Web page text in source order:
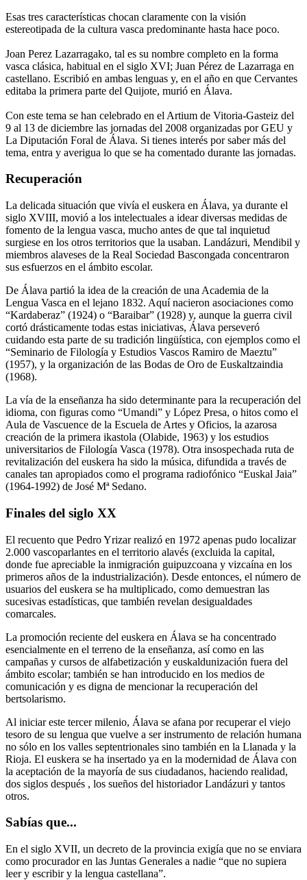
Esas tres características chocan claramente con la visión
estereotipada de la cultura vasca predominante hasta hace poco.
Joan Perez Lazarragako, tal es su nombre completo en la forma
vasca clásica, habitual en el siglo XVI; Juan Pérez de Lazarraga en
castellano. Escribió en ambas lenguas y, en el año en que Cervantes
editaba la primera parte del Quijote, murió en Álava.
Con este tema se han celebrado en el Artium de Vitoria-Gasteiz del
9 al 13 de diciembre las jornadas del 2008 organizadas por GEU y
La Diputación Foral de Álava. Si tienes interés por saber más del
tema, entra y averigua lo que se ha comentado durante las jornadas.
Recuperación
La delicada situación que vivía el euskera en Álava, ya durante el
siglo XVIII, movió a los intelectuales a idear diversas medidas de
fomento de la lengua vasca, mucho antes de que tal inquietud
surgiese en los otros territorios que la usaban. Landázuri, Mendibil y
miembros alaveses de la Real Sociedad Bascongada concentraron
sus esfuerzos en el ámbito escolar.
De Álava partió la idea de la creación de una Academia de la
Lengua Vasca en el lejano 1832. Aquí nacieron asociaciones como
“Kardaberaz” (1924) o “Baraibar” (1928) y, aunque la guerra civil
cortó drásticamente todas estas iniciativas, Álava perseveró
cuidando esta parte de su tradición lingüística, con ejemplos como el
“Seminario de Filología y Estudios Vascos Ramiro de Maeztu”
(1957), y la organización de las Bodas de Oro de Euskaltzaindia
(1968).
La vía de la enseñanza ha sido determinante para la recuperación del
idioma, con figuras como “Umandi” y López Presa, o hitos como el
Aula de Vascuence de la Escuela de Artes y Oficios, la azarosa
creación de la primera ikastola (Olabide, 1963) y los estudios
universitarios de Filología Vasca (1978). Otra insospechada ruta de
revitalización del euskera ha sido la música, difundida a través de
canales tan apropiados como el programa radiofónico “Euskal Jaia”
(1964-1992) de José Mª Sedano.
Finales del siglo XX
El recuento que Pedro Yrizar realizó en 1972 apenas pudo localizar
2.000 vascoparlantes en el territorio alavés (excluida la capital,
donde fue apreciable la inmigración guipuzcoana y vizcaína en los
primeros años de la industrialización). Desde entonces, el número de
usuarios del euskera se ha multiplicado, como demuestran las
sucesivas estadísticas, que también revelan desigualdades
comarcales.
La promoción reciente del euskera en Álava se ha concentrado
esencialmente en el terreno de la enseñanza, así como en las
campañas y cursos de alfabetización y euskaldunización fuera del
ámbito escolar; también se han introducido en los medios de
comunicación y es digna de mencionar la recuperación del
bertsolarismo.
Al iniciar este tercer milenio, Álava se afana por recuperar el viejo
tesoro de su lengua que vuelve a ser instrumento de relación humana
no sólo en los valles septentrionales sino también en la Llanada y la
Rioja. El euskera se ha insertado ya en la modernidad de Álava con
la aceptación de la mayoría de sus ciudadanos, haciendo realidad,
dos siglos después , los sueños del historiador Landázuri y tantos
otros.
Sabías que...
En el siglo XVII, un decreto de la provincia exigía que no se enviara
como procurador en las Juntas Generales a nadie “que no supiera
leer y escribir y la lengua castellana”.